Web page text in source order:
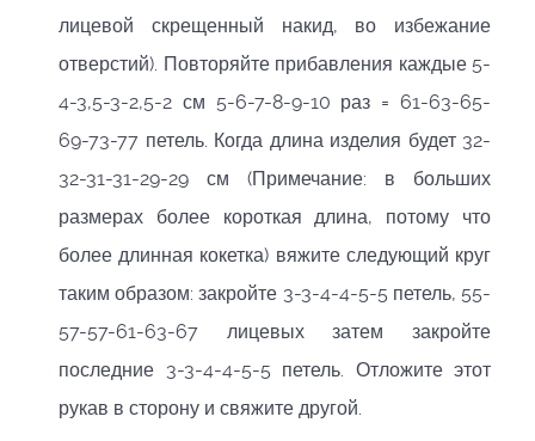
лицевой скрещенный накид, во избежание
отверстий). Повторяйте прибавления каждые 5-
4-3,5-3-2,5-2 см 5-6-7-8-9-10 раз = 61-63-65-
69-73-77 петель. Когда длина изделия будет 32-
32-31-31-29-29 см (Примечание: в больших
размерах более короткая длина, потому что
более длинная кокетка) вяжите следующий круг
таким образом: закройте 3-3-4-4-5-5 петель, 55-
57-57-61-63-67 лицевых затем закройте
последние 3-3-4-4-5-5 петель. Отложите этот
рукав в сторону и свяжите другой.